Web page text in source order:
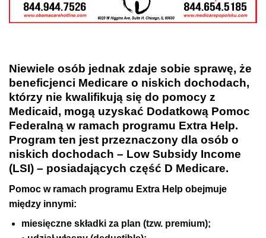
Niewiele osób jednak zdaje sobie sprawę, że
beneficjenci Medicare o niskich dochodach,
którzy nie kwalifikują się do pomocy z
Medicaid, mogą uzyskać Dodatkową Pomoc
Federalną w ramach programu Extra Help.
Program ten jest przeznaczony dla osób o
niskich dochodach – Low Subsidy Income
(LSI) – posiadających część D Medicare.
Pomoc w ramach programu Extra Help obejmuje
między innymi:
miesięczne składki za plan (tzw. premium);